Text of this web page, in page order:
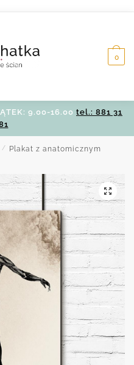
0
9.00-16.00 tel.: 881 31
/
Plakat z anatomicznym